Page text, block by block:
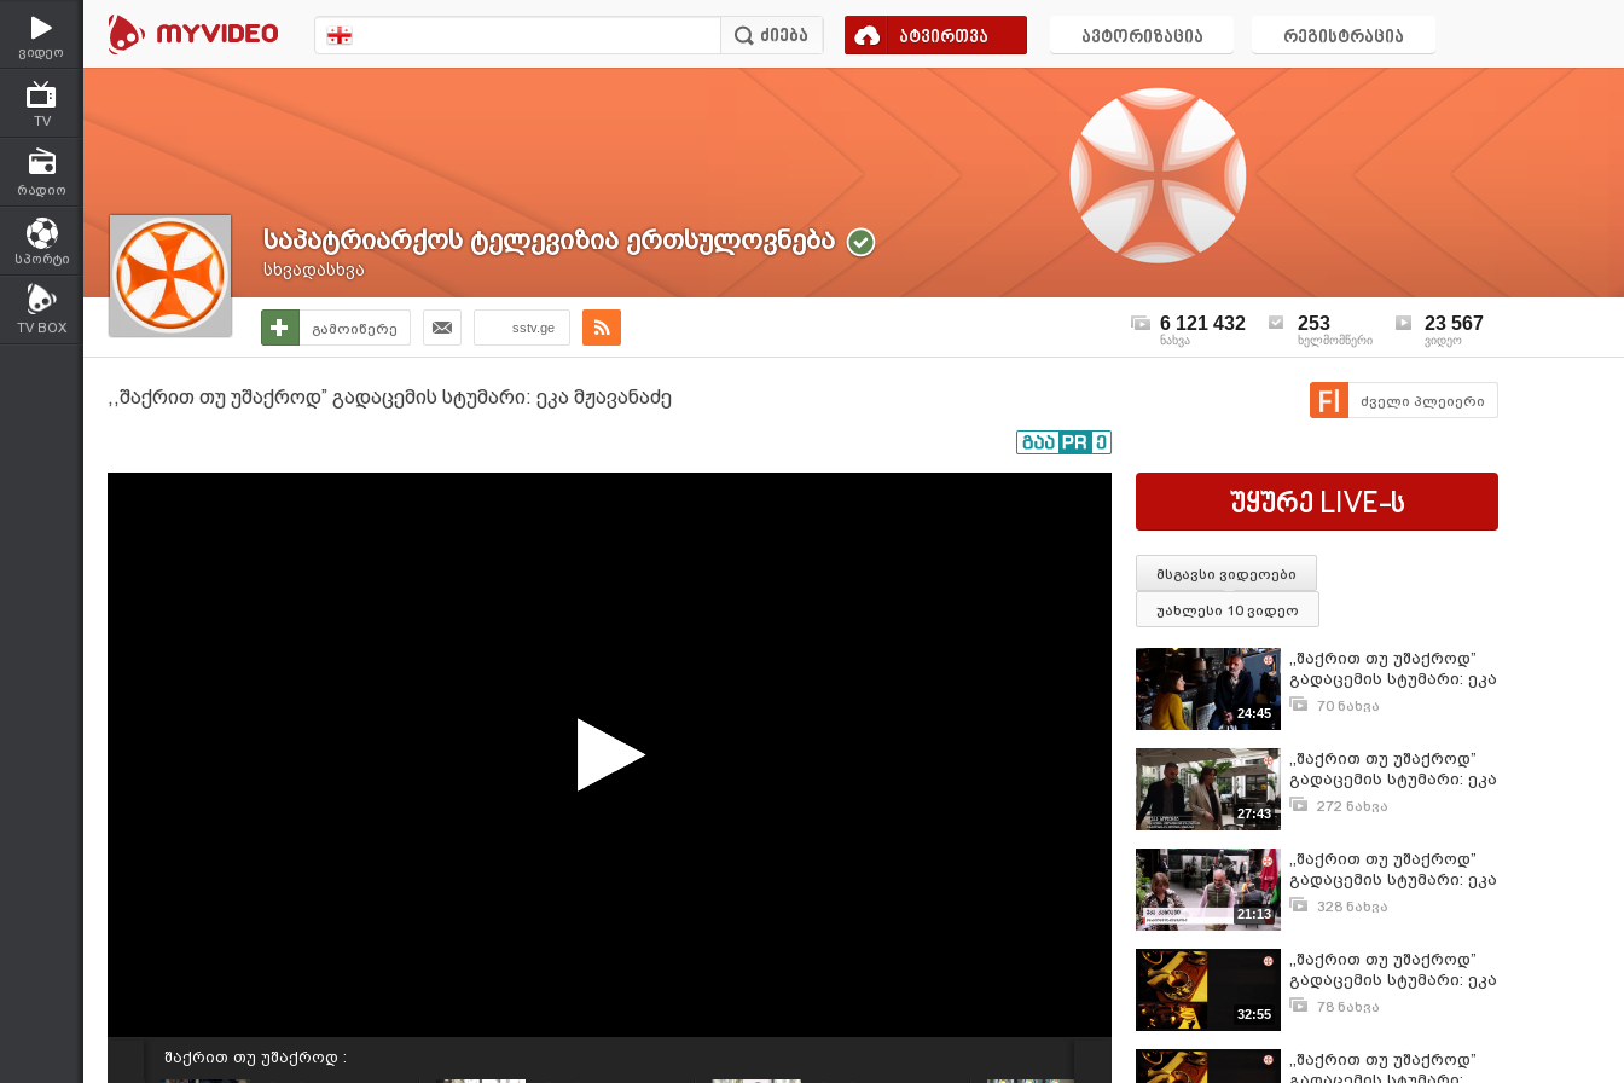
ვიდეო
TV
რადიო
სპორტი
TV BOX
ატვირთვა ავტორიზაცია რეგისტრაცია
საპატრიარქოს ტელევიზია ერთსულოვნება
სხვადასხვა
გამოიწერე sstv.ge 6 121 432
ნახვა
253
ხელმომწერი
23 567
ვიდეო
,,შაქრით თუ უშაქროდ” გადაცემის სტუმარი: ეკა მჟავანაძე ძველი პლეიერი
შაქრით თუ უშაქროდ :
უყურე LIVE-ს
მსგავსი ვიდეოები
უახლესი 10 ვიდეო
24:45
,,შაქრით თუ უშაქროდ”
გადაცემის სტუმარი: ეკა
ბაკურაძე
70 ნახვა
27:43
,,შაქრით თუ უშაქროდ”
გადაცემის სტუმარი: ეკა
ხოფერია (17.04.2022)
272 ნახვა
21:13
,,შაქრით თუ უშაქროდ”
გადაცემის სტუმარი: ეკა
კახიანი (11.10.2020)
328 ნახვა
32:55
,,შაქრით თუ უშაქროდ”
გადაცემის სტუმარი: ეკა
მოლოდინაშვილი
78 ნახვა
,,შაქრით თუ უშაქროდ”